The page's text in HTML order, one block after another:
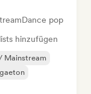
Dance pop
hinzufügen
Mainstream